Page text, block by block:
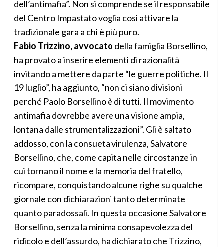
dell’antimafia”. Non si comprende se il responsabile
del Centro Impastato voglia così attivare la
tradizionale gara a chi è più puro.
Fabio Trizzino, avvocato della famiglia Borsellino,
ha provato a inserire elementi di razionalità
invitando a mettere da parte “le guerre politiche. Il
19 luglio”, ha aggiunto, “non ci siano divisioni
perché Paolo Borsellino è di tutti. Il movimento
antimafia dovrebbe avere una visione ampia,
lontana dalle strumentalizzazioni”. Gli è saltato
addosso, con la consueta virulenza, Salvatore
Borsellino, che, come capita nelle circostanze in
cui tornano il nome e la memoria del fratello,
ricompare, conquistando alcune righe su qualche
giornale con dichiarazioni tanto determinate
quanto paradossali. In questa occasione Salvatore
Borsellino, senza la minima consapevolezza del
ridicolo e dell’assurdo, ha dichiarato che Trizzino,